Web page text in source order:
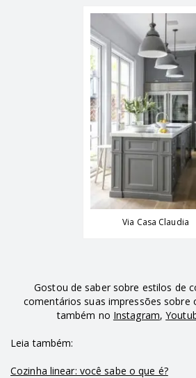
Via Casa Claudia
Gostou de saber sobre estilos de
comentários suas impressões sobre
também no Instagram,
Leia também:
Cozinha linear: você sabe o que é?